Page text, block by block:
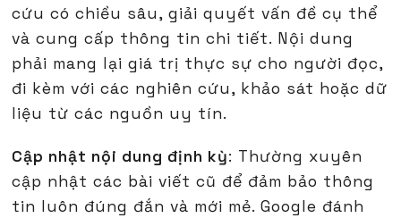
cứu có chiều sâu, giải quyết vấn đề cụ thể
và cung cấp thông tin chi tiết. Nội dung
phải mang lại giá trị thực sự cho người đọc,
đi kèm với các nghiên cứu, khảo sát hoặc dữ
liệu từ các nguồn uy tín.
Cập nhật nội dung định kỳ: Thường xuyên
cập nhật các bài viết cũ để đảm bảo thông
tin luôn đúng đắn và mới mẻ. Google đánh